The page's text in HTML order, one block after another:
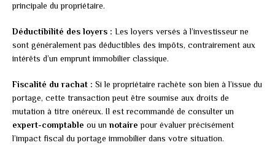
principale du propriétaire.
Déductibilité des loyers : Les loyers versés à l’investisseur ne
sont généralement pas déductibles des impôts, contrairement aux
intérêts d’un emprunt immobilier classique.
Fiscalité du rachat : Si le propriétaire rachète son bien à l’issue du
portage, cette transaction peut être soumise aux droits de
mutation à titre onéreux. Il est recommandé de consulter un
expert-comptable ou un notaire pour évaluer précisément
l’impact fiscal du portage immobilier dans votre situation.